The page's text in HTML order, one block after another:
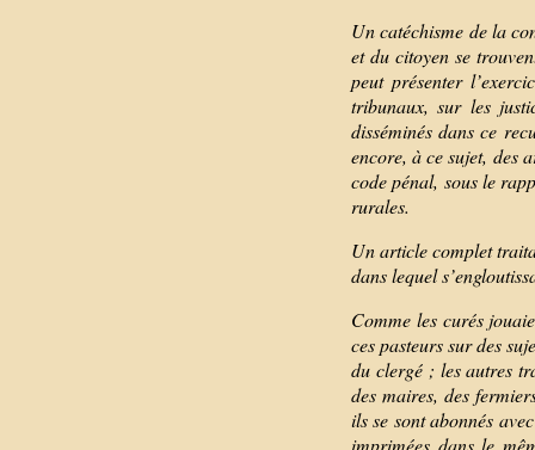
Un catéchisme de la
et du citoyen se
peut présenter
tribunaux, sur les
disséminés dans ce
encore, à ce sujet, des
code pénal, sous le
rurales.
Un article complet
dans lequel
Comme les curés
ces pasteurs sur des
du clergé ; les autres
des maires, des
ils se sont abonnés
imprimées dans le